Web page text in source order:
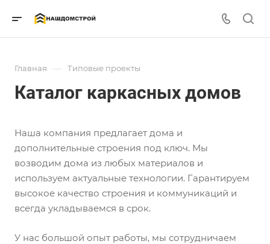
Главная — Типовые проекты
Каталог каркасных домов
Наша компания предлагает дома и
дополнительные строения под ключ. Мы
возводим дома из любых материалов и
используем актуальные технологии. Гарантируем
высокое качество строения и коммуникаций и
всегда укладываемся в срок.
У нас большой опыт работы, мы сотрудничаем